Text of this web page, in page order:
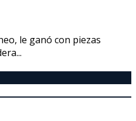
le ganó con piezas